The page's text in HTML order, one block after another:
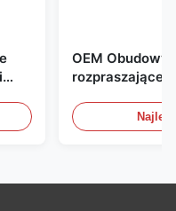
OEM Obudowy
rozpraszające
zasilania